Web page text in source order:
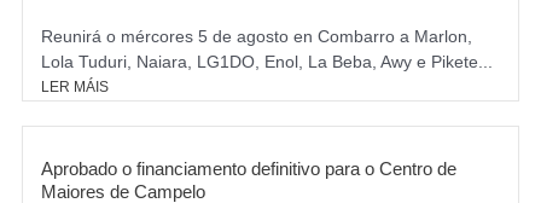
Reunirá o mércores 5 de agosto en Combarro a Marlon,
Lola Tuduri, Naiara, LG1DO, Enol, La Beba, Awy e Pikete...
LER MÁIS
Aprobado o financiamento definitivo para o Centro de
Maiores de Campelo